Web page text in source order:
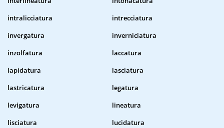
intralicciatura
intrecciatura
invergatura
inverniciatura
inzolfatura
laccatura
lapidatura
lasciatura
lastricatura
legatura
levigatura
lineatura
lisciatura
lucidatura